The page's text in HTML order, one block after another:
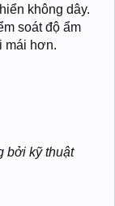
không dây.
soát độ ẩm
mái hơn.
bởi kỹ thuật